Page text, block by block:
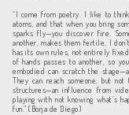
“I come from poetry. I like to
atoms, and that when you bring
sparks fly—you discover fire.
another, makes them fertile, I
has its own rules, not entirely
of hands passes to another, so
embodied can scratch the
They can reach someone, but
structures—an influence from
playing with not knowing what’s
fun.” (Borja de Diego)